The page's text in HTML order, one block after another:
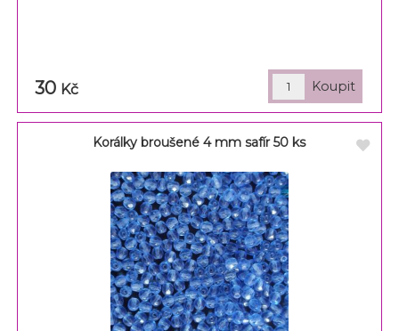
30 Kč
Korálky broušené 4 mm safír 50 ks